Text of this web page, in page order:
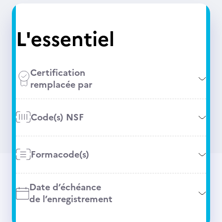
L'essentiel
Certification
remplacée par
Code(s) NSF
Formacode(s)
Date d’échéance
de l’enregistrement